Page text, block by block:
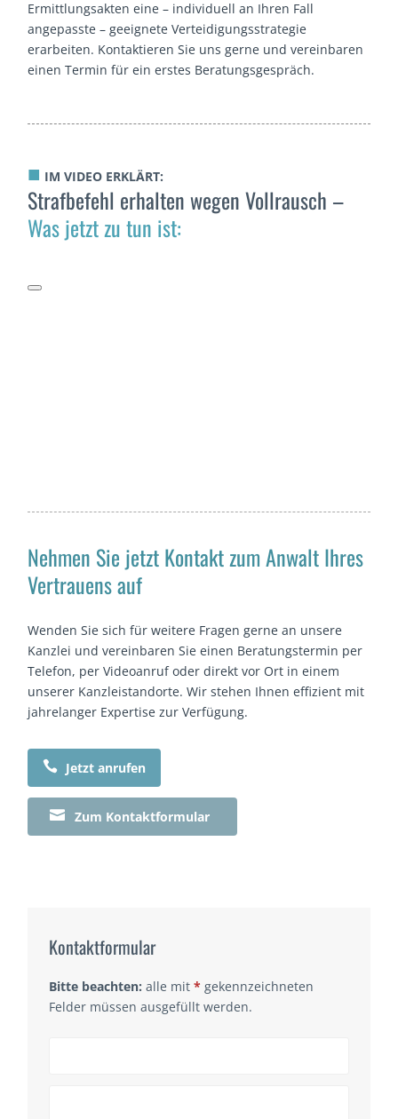
Ermittlungsakten eine – individuell an Ihren Fall
angepasste – geeignete Verteidigungsstrategie
erarbeiten. Kontaktieren Sie uns gerne und vereinbaren
einen Termin für ein erstes Beratungsgespräch.
■ IM VIDEO ERKLÄRT:
Strafbefehl erhalten wegen Vollrausch –
Was jetzt zu tun ist:
Nehmen Sie jetzt Kontakt zum Anwalt Ihres
Vertrauens auf
Wenden Sie sich für weitere Fragen gerne an unsere
Kanzlei und vereinbaren Sie einen Beratungstermin per
Telefon, per Videoanruf oder direkt vor Ort in einem
unserer Kanzleistandorte. Wir stehen Ihnen effizient mit
jahrelanger Expertise zur Verfügung.
 Jetzt anrufen
 Zum Kontaktformular
Kontaktformular
Bitte beachten: alle mit* gekennzeichneten
Felder müssen ausgefüllt werden.